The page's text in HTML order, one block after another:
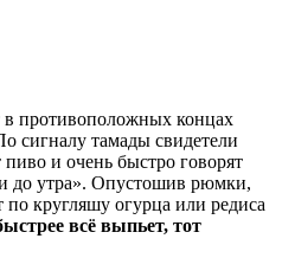
противоположных концах
сигналу тамады свидетели
и очень быстро говорят
до утра». Опустошив рюмки,
по кругляшу огурца или редиса
всё выпьет, тот